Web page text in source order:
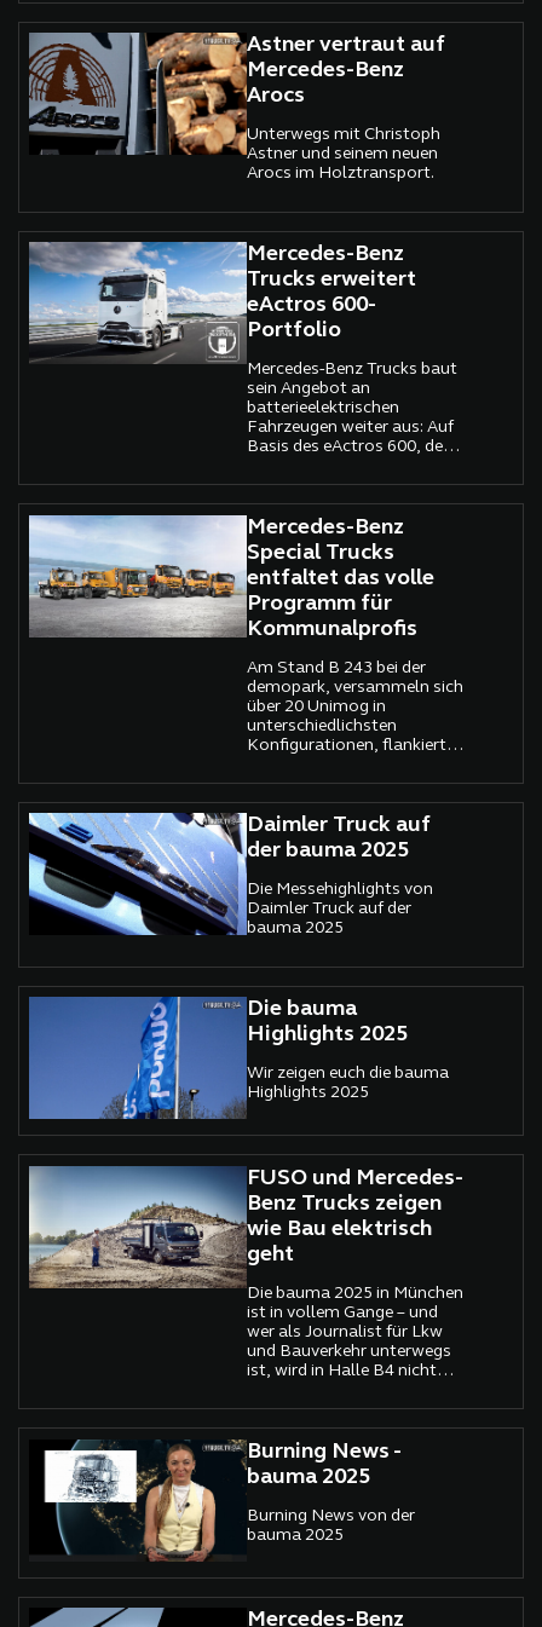
Astner vertraut auf
Mercedes-Benz
Arocs
Unterwegs mit Christoph
Astner und seinem neuen
Arocs im Holztransport.
Mercedes-Benz
Trucks erweitert
eActros 600-
Portfolio
Mercedes-Benz Trucks baut
sein Angebot an
batterieelektrischen
Fahrzeugen weiter aus: Auf
Basis des eActros 600, dem
Flaggschiff für den
schweren Fernverkehr,
kündigt der Hersteller eine
Reihe neuer Varianten an.
Damit reagiert Daimler
Truck auf die wachsende
Nachfrage nach
maßgeschneiderten E-Lkw-
Lösungen für
unterschiedliche
Anwendungen im
Transportalltag.
Mercedes-Benz
Special Trucks
entfaltet das volle
Programm für
Kommunalprofis
Am Stand B 243 bei der
demopark, versammeln sich
über 20 Unimog in
unterschiedlichsten
Konfigurationen, flankiert
eActros 400 und einem
kräftigen Arocs im
Winterdienst-Trimm. Nicht
nur Fahrzeuge, sondern ein
klares Bekenntnis zum
kommunalen
Anwendungsfeld.
Daimler Truck auf
der bauma 2025
Die Messehighlights von
Daimler Truck auf der
bauma 2025
Die bauma
Highlights 2025
Wir zeigen euch die bauma
Highlights 2025
FUSO und Mercedes-
Benz Trucks zeigen
wie Bau elektrisch
geht
Die bauma 2025 in München
ist in vollem Gange – und
wer als Journalist für Lkw
und Bauverkehr unterwegs
ist, wird in Halle B4 nicht
den Ständen von FUSO und
Mercedes-Benz Trucks
herumkommen. Die beiden
Daimler Truck-Marken
demonstrieren dort
eindrucksvoll, wie vielseitig,
robust und
zukunftsorientiert leichte
heute im Baugewerbe
eingesetzt werden können –
elektrisch wie konventionell
Burning News -
bauma 2025
Burning News von der
bauma 2025
Mercedes-Benz